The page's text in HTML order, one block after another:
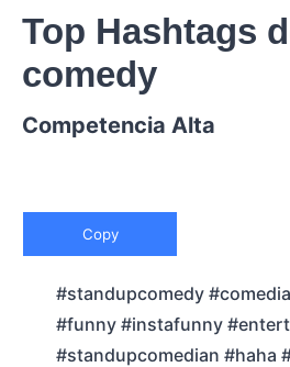
Top Hashtags
comedy
Competencia Alta
Copy
#standupcomedy
#funny #instafunny
#standupcomedian #haha